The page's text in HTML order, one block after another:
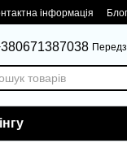
інформація Блог